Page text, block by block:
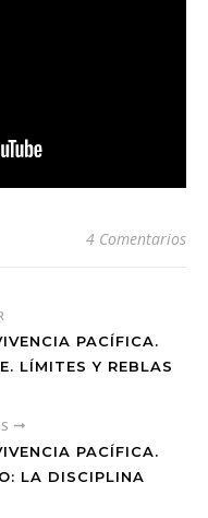
4 Comentarios
PACÍFICA.
LÍMITES Y REBLAS
PACÍFICA.
LA DISCIPLINA